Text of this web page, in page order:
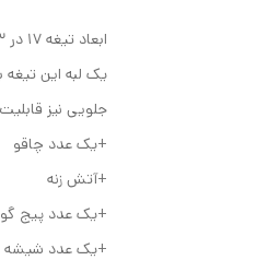
ابعاد تیغه ١٧ در ١٣ سانتی متر با الیاژ تقویت شده استیل ضدزنگ است.
یک لبه این تیغه
جلویی نیز
+یک عدد چاقو
+آتش زنه
+یک عدد پیج
+یک عدد